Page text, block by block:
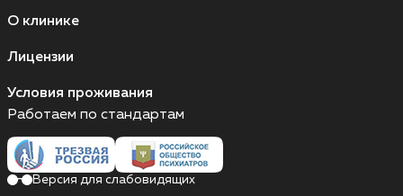
О клинике
Лицензии
Условия проживания
Работаем по стандартам
Версия для слабовидящих